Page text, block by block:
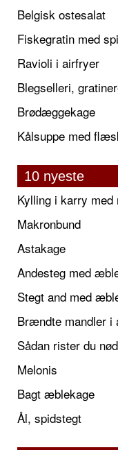
Belgisk ostesalat
Fiskegratin med
Ravioli i airfryer
Blegselleri,
Brødæggekage
Kålsuppe med
10 nyeste
Kylling i karry
Makronbund
Astakage
Stegt and med
Brændte mandler i
Sådan rister du
Melonis
Bagt æblekage
Ål, spidstegt